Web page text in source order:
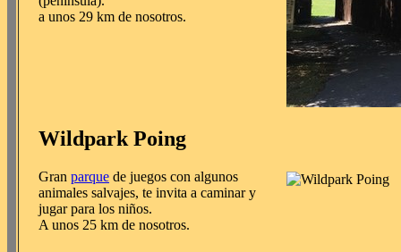
a unos 29 km de nosotros.
Wildpark Poing
Gran parque de juegos con algunos
animales salvajes, te invita a caminar y
jugar para los niños.
A unos 25 km de nosotros.